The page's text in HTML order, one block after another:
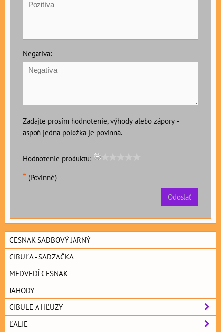
Negatíva:
Zadajte prosím hodnotenie, výhody alebo zápory -
aspoň jedna položka je povinná.
Hodnotenie produktu:
* (Povinné)
Odoslať
CESNAK SADBOVÝ JARNÝ
CIBUĽA - SADZAČKA
MEDVEDÍ CESNAK
JAHODY
CIBULE A HĽUZY
ĽALIE